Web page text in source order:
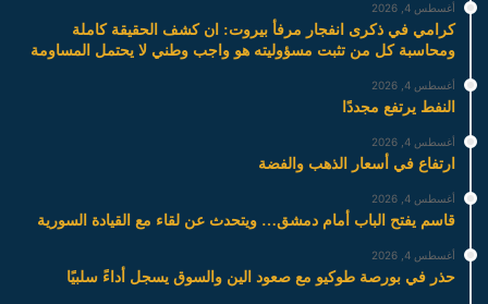
أغسطس 4, 2026
كرامي في ذكرى انفجار مرفأ بيروت: ان كشف الحقيقة كاملة
ومحاسبة كل من تثبت مسؤوليته هو واجب وطني لا يحتمل المساومة
أغسطس 4, 2026
النفط يرتفع مجددًا
أغسطس 4, 2026
ارتفاع في أسعار الذهب والفضة
أغسطس 4, 2026
قاسم يفتح الباب أمام دمشق… ويتحدث عن لقاء مع القيادة السورية
أغسطس 4, 2026
حذر في بورصة طوكيو مع صعود الين والسوق يسجل أداءً سلبيًا